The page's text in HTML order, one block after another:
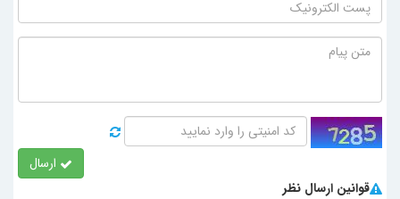
ارسال
قوانین ارسال نظر